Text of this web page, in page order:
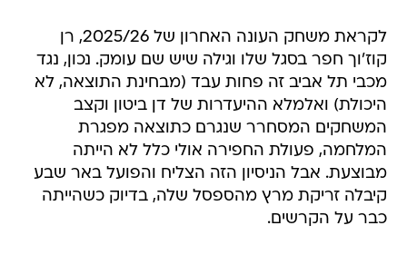
לקראת משחק העונה האחרון של 2025/26, רן
קוז'וך חפר בסגל שלו וגילה שיש שם עומק. נכון, נגד
מכבי תל אביב זה פחות עבד (מבחינת התוצאה, לא
היכולת) ואלמלא ההיעדרות של דן ביטון וקצב
המשחקים המסחרר שנגרם כתוצאה מפגרת
המלחמה, פעולת החפירה אולי כלל לא הייתה
מבוצעת. אבל הניסיון הזה הצליח והפועל באר שבע
קיבלה זריקת מרץ מהספסל שלה, בדיוק כשהייתה
כבר על הקרשים.